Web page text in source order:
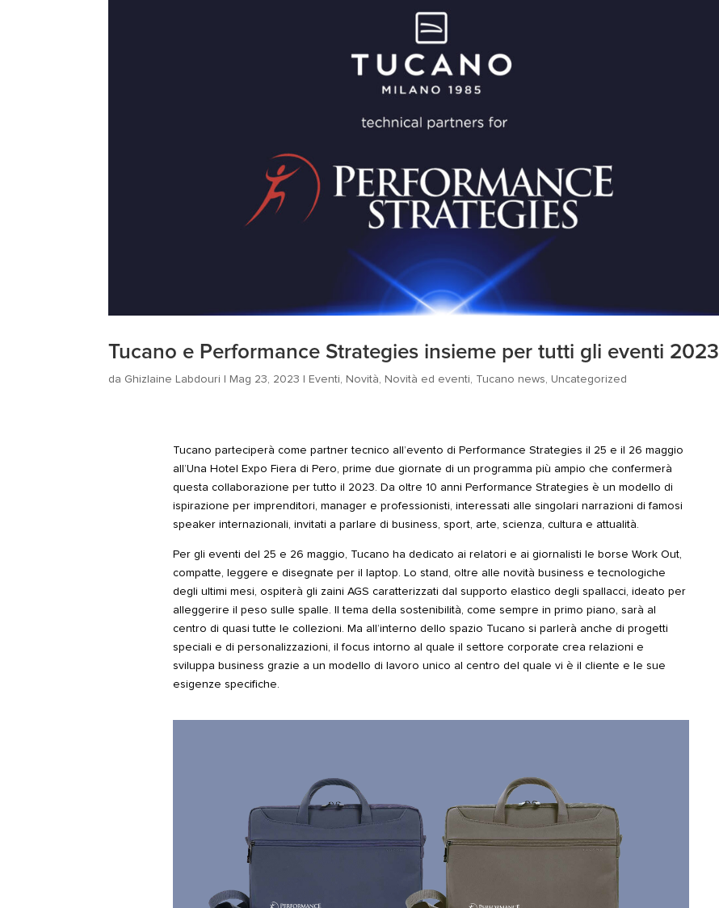
Tucano e Performance Strategies insieme per tutti gli eventi 2023
da Ghizlaine Labdouri Mag 23, 2023 Eventi, Novità, Novità ed eventi, Tucano news, Uncategorized
Tucano parteciperà come partner tecnico all’evento di Performance Strategies il 25 e il 26 maggio
all’Una Hotel Expo Fiera di Pero, prime due giornate di un programma più ampio che confermerà
questa collaborazione per tutto il 2023. Da oltre 10 anni Performance Strategies è un modello di
ispirazione per imprenditori, manager e professionisti, interessati alle singolari narrazioni di famosi
speaker internazionali, invitati a parlare di business, sport, arte, scienza, cultura e attualità.
Per gli eventi del 25 e 26 maggio, Tucano ha dedicato ai relatori e ai giornalisti le borse Work Out,
compatte, leggere e disegnate per il laptop. Lo stand, oltre alle novità business e tecnologiche
degli ultimi mesi, ospiterà gli zaini AGS caratterizzati dal supporto elastico degli spallacci, ideato per
alleggerire il peso sulle spalle. Il tema della sostenibilità, come sempre in primo piano, sarà al
centro di quasi tutte le collezioni. Ma all’interno dello spazio Tucano si parlerà anche di progetti
speciali e di personalizzazioni, il focus intorno al quale il settore corporate crea relazioni e
sviluppa business grazie a un modello di lavoro unico al centro del quale vi è il cliente e le sue
esigenze specifiche.